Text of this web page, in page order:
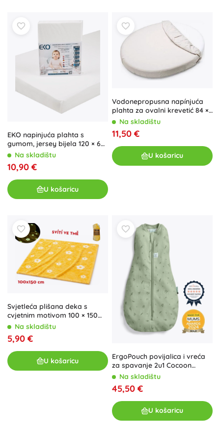
EKO napinjuća plahta s
gumom, jersey bijela 120 × 60
cmNa skladištu
10,90 €
U košaricu
Vodonepropusna napínjuća
plah­ta za ovalni krevetić 84 ×
50 bijela Petite&Mars
Na skladištu
11,50 €
U košaricu
Svjetleća plišana deka s
cvjetnim motivom 100 × 150
cm žuta
Na skladištu
5,90 €
U košaricu
ErgoPouch povijalica i vreća
za spavanje 2u1 Cocoon
willow 0,2 TOG (0–3 mjeseca,
Na skladištu
45,50 €
U košaricu